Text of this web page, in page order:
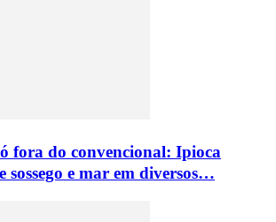
fora do convencional: Ipioca
sossego e mar em diversos…